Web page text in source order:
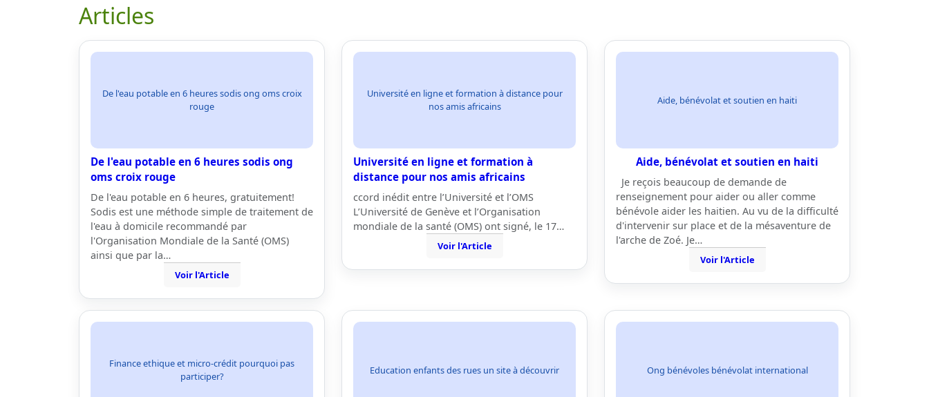
Articles
De l'eau potable en 6 heures sodis ong oms croix
rouge
De l'eau potable en 6 heures sodis ong
oms croix rouge
De l'eau potable en 6 heures, gratuitement!
Sodis est une méthode simple de traitement de
l'eau à domicile recommandé par
l'Organisation Mondiale de la Santé (OMS)
ainsi que par la…
Voir l'Article
Université en ligne et formation à distance pour
nos amis africains
Université en ligne et formation à
distance pour nos amis africains
ccord inédit entre l’Université et l’OMS
L’Université de Genève et l’Organisation
mondiale de la santé (OMS) ont signé, le 17…
Voir l'Article
Aide, bénévolat et soutien en haiti
Aide, bénévolat et soutien en haiti
Je reçois beaucoup de demande de
renseignement pour aider ou aller comme
bénévole aider les haitien. Au vu de la difficulté
d'intervenir sur place et de la mésaventure de
l'arche de Zoé. Je…
Voir l'Article
Finance ethique et micro-crédit pourquoi pas
participer?
Education enfants des rues un site à découvrir Ong bénévoles bénévolat international